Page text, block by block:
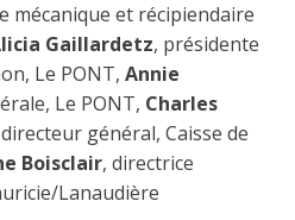
pour des travaux
et des documents
pour des travaux
main-d’œuvre
mécanique et récipiendaire
Gaillardetz, présidente
Le PONT, Annie
Le PONT, Charles
général, Caisse de
Boisclair, directrice
Lanaudière